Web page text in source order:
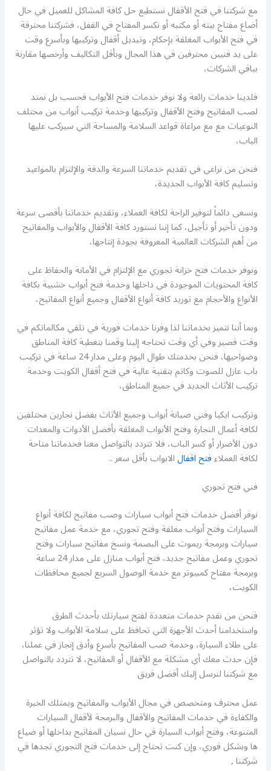
مع شركتنا في فتح الأقفال نستطيع حل كافة المشاكل للعميل في حال
أضاع مفتاح بيته أو مكتبه أو نكسر المفتاح في القفل، فشركتنا محترفة
في فتح الأبواب المغلقة بإحكام، وتبديل أقفال وتركيبها وبأسرع وقت
على يد فنيين محترفين في هذا المجال وبأقل التكاليف وأرخصها مقارنة
بباقي الشركات،
فلدينا خدمات رائعة ولا نوفر خدمات فتح الأبواب فحسب بل نمتد
لصب المفاتيح وفتح الأقفال وتركيبها وخدمة تركيب أبواب من مختلف
النوعيات مع مع مراعاة قواعد السلامة والمساحة التي سيركب عليها
الباب،
فنحن من نراعي في تقديم خدماتنا السرعة والدقة والإلتزام بالمواعيد
وتسليم كافة الأبواب الجديدة،
ونسعى دائماً لتوفير الراحة لكافة العملاء، وتقديم خدماتنا بأقصى سرعة
ودون تأخير أو تأجيل، كما إننا نستورد كافة الأقفال والأبواب والمفاتيح
من أهم الشركات العالمية المعروفة بجودة إنتاجها،
ونوفر خدمات فتح خزانة تجوري مع الإلتزام في الأمانة والحفاظ على
كافة المحتويات الموجودة في داخلها وخدمة فتح أبواب خشبية بكافة
الأنواع والأحجام مع توريد كافة أنواع الأقفال وجميع أنواع المفاتيح،
وبما أننا نتميز بخدماتنا لذا وفرنا خدمات فورية في تلقي مكالماتكم في
وقت قصير وفي أي وقت تحتاجه إلينا وقمنا بتغطية كافة المناطق
وضواحيها، فنحن بخدمتك طوال اليوم وعلى مدار 24 ساعة في تركيب
باب عازل للصوت وكاتم بتقنية عالية في فتح أقفال الكويت وخدمة
تركيب الأثاث الجديد في جميع المناطق،
وتركيب ايكيا وفني صيانة أبواب وجميع الأثاث بفضل نجارين مختلفين
لكافة أعمال النجارة وفتح الأبواب المغلقة بأفضل الأدوات والمعدات
دون الأضرار أو كسر الباب، فلا تتردد بالتواصل معنا فخدماتنا متاحة
لكافة العملاءفتح اقفالالابواب بأقل سعر ..
فني فتح تجوري
نوفر أفضل خدمات فتح أبواب سيارات وصب مفاتيح لكافة أنواع
السيارات وفتح أبواب مغلقة وفتح تجوري، مع خدمة عمل مفاتيح
سيارات وبرمجة ريموت على البصمة ونسخ مفاتيح سيارات وفتح
تجوري وعمل مفاتيح جديد، فتح أبواب منازل على مدار 24 ساعة
وبرمجة مفتاح كمبيوتر مع خدمة الوصول السريع لجميع محافظات
الكويت،
فنحن من نقدم خدمات متعددة لفتح سيارتك بأحدث الطرق
واستخدامنا أحدث الأجهزة التي تحافظ على سلامة الأبواب ولا تؤثر
على طلاء السيارة، وخدمة صب المفاتيح بأسرع وأدق إنجاز في عملنا،
فإن حدث معك أي مشكلة مع الأقفال أو المفاتيح، لا تتردد بالتواصل
مع شركتنا لنرسل إليك أفضل فريق
عمل محترف ومتخصص في مجال الأبواب والمفاتيح ويمتلك الخبرة
والكفاءة في خدمات المفاتيح والأقفال والبرمجة لأقفال السيارات
المتنوعة، وفتح أبواب السيارة في حال نسيان المفاتيح بداخلها أو ضياع
ها وبشكل فوري، وإن كنت تحتاج إلى خدمات فتح التجوري تجدها في
شركتنا ,